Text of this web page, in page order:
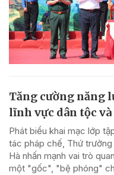
Tăng cường năng
lĩnh vực dân tộc
Phát biểu khai mạc lớp
tác pháp chế, Thứ
Hà nhấn mạnh vai trò
một "gốc", "bệ phóng"